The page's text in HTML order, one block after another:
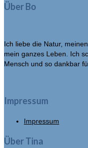
Über Bo
Ich liebe die Natur,
mein ganzes Leben. Ich
Mensch und so dankbar
Impressum
Impressum
Über Tina